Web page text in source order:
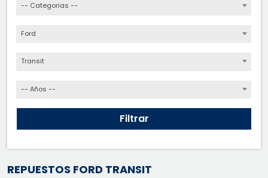
-- Categorias --
Ford
Transit
-- Años --
Filtrar
REPUESTOS FORD TRANSIT